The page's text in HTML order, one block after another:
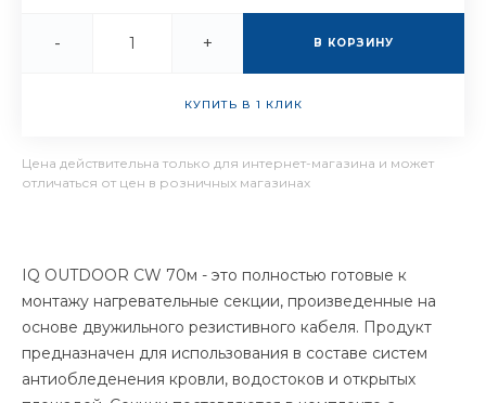
- + В КОРЗИНУ
КУПИТЬ В 1 КЛИК
Цена действительна только для интернет-магазина и может
отличаться от цен в розничных магазинах
IQ OUTDOOR CW 70м - это полностью готовые к
монтажу нагревательные секции, произведенные на
основе двужильного резистивного кабеля. Продукт
предназначен для использования в составе систем
антиобледенения кровли, водостоков и открытых